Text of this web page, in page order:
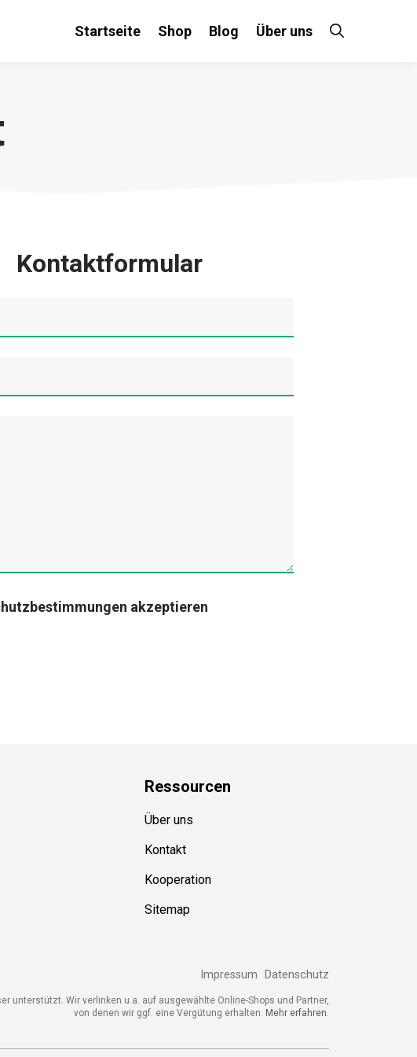
Startseite Shop Blog Über uns
Kontaktformular
akzeptieren
Ressourcen
Über uns
Kontakt
Kooperation
Sitemap
Impressum Datenschutz
unterstützt. Wir verlinken u.a. auf ausgewählte Online-Shops und Partner,
von denen wir ggf. eine Vergütung erhalten. Mehr erfahren.